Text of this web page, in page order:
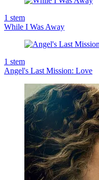
1 stem
While I Was Away
1 stem
Angel's Last Mission: Love